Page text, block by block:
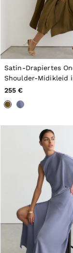
Satin-Drapiertes
Shoulder-Midikleid
Grün
255 €